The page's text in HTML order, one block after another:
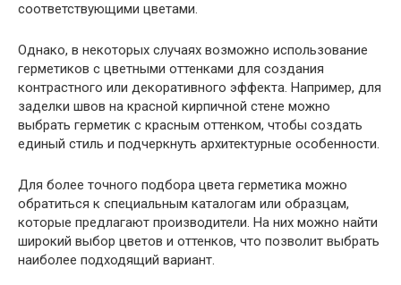
соответствующими цветами.
Однако, в некоторых случаях возможно использование
герметиков с цветными оттенками для создания
контрастного или декоративного эффекта. Например, для
заделки швов на красной кирпичной стене можно
выбрать герметик с красным оттенком, чтобы создать
единый стиль и подчеркнуть архитектурные особенности.
Для более точного подбора цвета герметика можно
обратиться к специальным каталогам или образцам,
которые предлагают производители. На них можно найти
широкий выбор цветов и оттенков, что позволит выбрать
наиболее подходящий вариант.